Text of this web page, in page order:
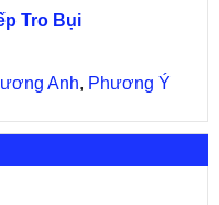
Tro Bụi
Anh, Phương Ý